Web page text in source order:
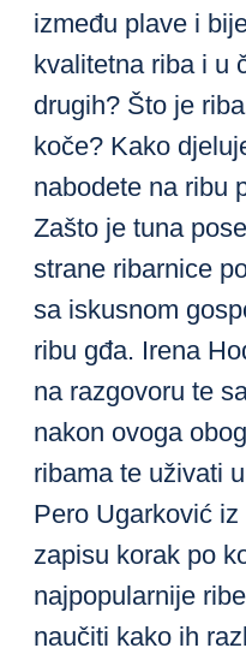
između plave i
kvalitetna riba i u
drugih? Što je
koče? Kako
nabodete na ribu
Zašto je tuna
strane ribarnice
sa iskusnom
ribu gđa. Irena
na razgovoru te
nakon ovoga
ribama te uživati
Pero Ugarković
zapisu korak po
najpopularnije
naučiti kako ih